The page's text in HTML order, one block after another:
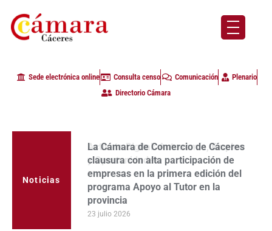
Sede electrónica online Consulta censo Comunicación
Plenario
Directorio Cámara
Noticias
La Cámara de Comercio de Cáceres
clausura con alta participación de
empresas en la primera edición del
programa Apoyo al Tutor en la
provincia
23 julio 2026